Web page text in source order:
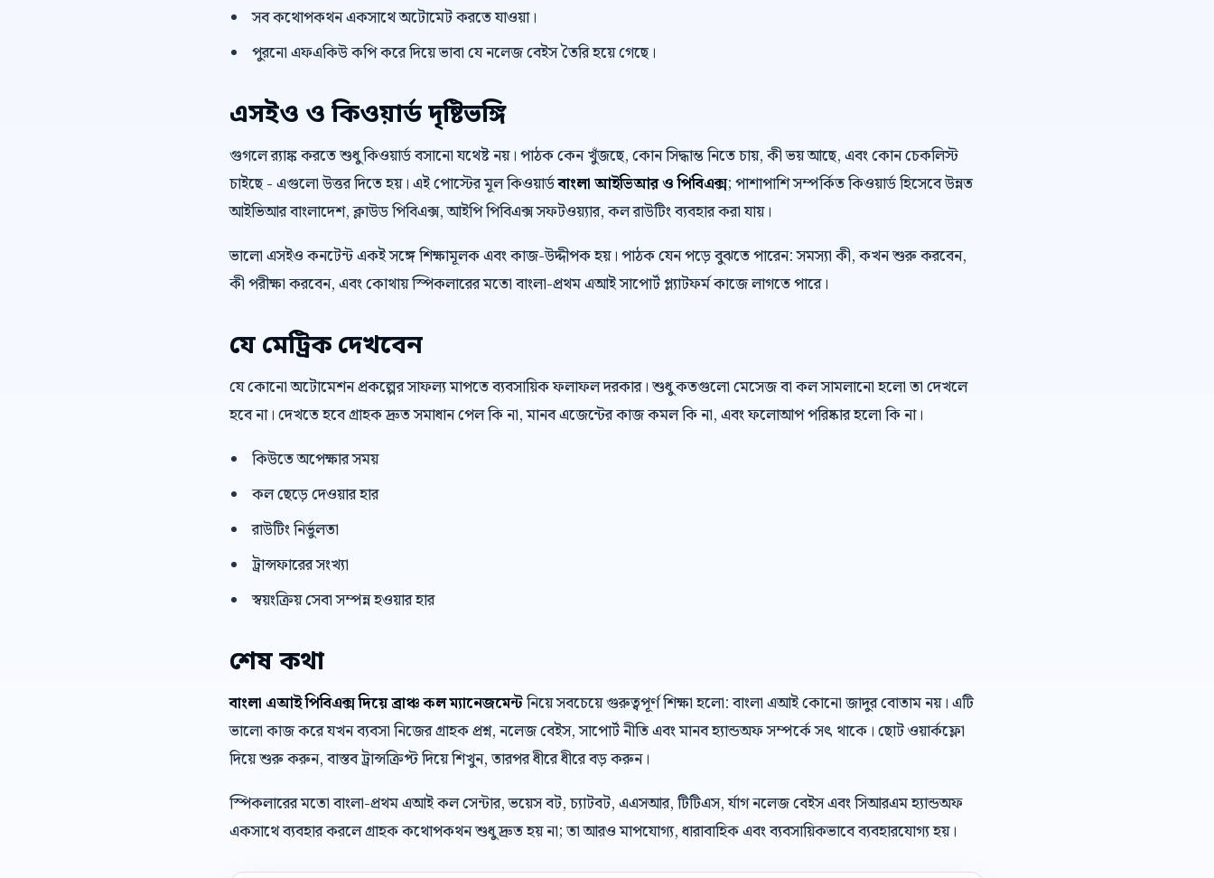
সব কথোপকথন একসাথে অটোমেট করতে যাওয়া।
পুরনো এফএকিউ কপি করে দিয়ে ভাবা যে নলেজ বেইস তৈরি হয়ে গেছে।
এসইও ও কিওয়ার্ড দৃষ্টিভঙ্গি
গুগলে র‍্যাঙ্ক করতে শুধু কিওয়ার্ড বসানো যথেষ্ট নয়। পাঠক কেন খুঁজছে, কোন সিদ্ধান্ত নিতে চায়, কী ভয় আছে, এবং কোন চেকলিস্ট
চাইছে - এগুলো উত্তর দিতে হয়। এই পোস্টের মূল কিওয়ার্ডবাংলা আইভিআর ও পিবিএক্স; পাশাপাশি সম্পর্কিত কিওয়ার্ড হিসেবে উন্নত
আইভিআর বাংলাদেশ, ক্লাউড পিবিএক্স, আইপি পিবিএক্স সফটওয়্যার, কল রাউটিং ব্যবহার করা যায়।
ভালো এসইও কনটেন্ট একই সঙ্গে শিক্ষামূলক এবং কাজ-উদ্দীপক হয়। পাঠক যেন পড়ে বুঝতে পারেন: সমস্যা কী, কখন শুরু করবেন,
কী পরীক্ষা করবেন, এবং কোথায় স্পিকলারের মতো বাংলা-প্রথম এআই সাপোর্ট প্ল্যাটফর্ম কাজে লাগতে পারে।
যে মেট্রিক দেখবেন
যে কোনো অটোমেশন প্রকল্পের সাফল্য মাপতে ব্যবসায়িক ফলাফল দরকার। শুধু কতগুলো মেসেজ বা কল সামলানো হলো তা দেখলে
হবে না। দেখতে হবে গ্রাহক দ্রুত সমাধান পেল কি না, মানব এজেন্টের কাজ কমল কি না, এবং ফলোআপ পরিষ্কার হলো কি না।
কিউতে অপেক্ষার সময়
কল ছেড়ে দেওয়ার হার
রাউটিং নির্ভুলতা
ট্রান্সফারের সংখ্যা
স্বয়ংক্রিয় সেবা সম্পন্ন হওয়ার হার
শেষ কথা
বাংলা এআই পিবিএক্স দিয়ে ব্রাঞ্চ কল ম্যানেজমেন্টনিয়ে সবচেয়ে গুরুত্বপূর্ণ শিক্ষা হলো: বাংলা এআই কোনো জাদুর বোতাম নয়। এটি
ভালো কাজ করে যখন ব্যবসা নিজের গ্রাহক প্রশ্ন, নলেজ বেইস, সাপোর্ট নীতি এবং মানব হ্যান্ডঅফ সম্পর্কে সৎ থাকে। ছোট ওয়ার্কফ্লো
দিয়ে শুরু করুন, বাস্তব ট্রান্সক্রিপ্ট দিয়ে শিখুন, তারপর ধীরে ধীরে বড় করুন।
স্পিকলারের মতো বাংলা-প্রথম এআই কল সেন্টার, ভয়েস বট, চ্যাটবট, এএসআর, টিটিএস, র্যাগ নলেজ বেইস এবং সিআরএম হ্যান্ডঅফ
একসাথে ব্যবহার করলে গ্রাহক কথোপকথন শুধু দ্রুত হয় না; তা আরও মাপযোগ্য, ধারাবাহিক এবং ব্যবসায়িকভাবে ব্যবহারযোগ্য হয়।